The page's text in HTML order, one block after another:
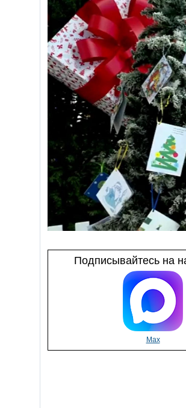
Подписывайтесь на
Max